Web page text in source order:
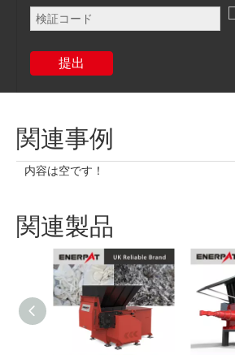
提出
関連事例
内容は空です！
関連製品